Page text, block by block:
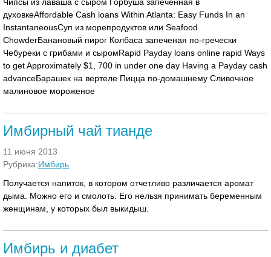
духовкеAffordable Cash loans Within Atlanta: Easy Funds In an
InstantaneousСуп из морепродуктов или Seafood
ChowderБанановый пирог Колбаса запеченая по-гречески
Чебуреки с грибами и сыромRapid Payday loans online rapid Ways
to get Approximately $1, 700 in under one day Having a Payday cash
advanceБарашек на вертеле Пицца по-домашнему Сливочное
малиновое мороженое
Имбирный чай тианде
11 июня 2013
Рубрика:Имбирь
Получается напиток, в котором отчетливо различается аромат
дыма. Можно его и смолоть. Его нельзя принимать беременным
женщинам, у которых был выкидыш.
Имбирь и диабет